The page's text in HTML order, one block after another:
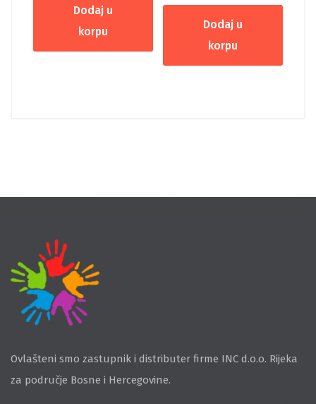
Dodaj u
korpu
Dodaj u
korpu
Ovlašteni smo zastupnik i distributer firme INC d.o.o. Rijeka
za područje Bosne i Hercegovine.